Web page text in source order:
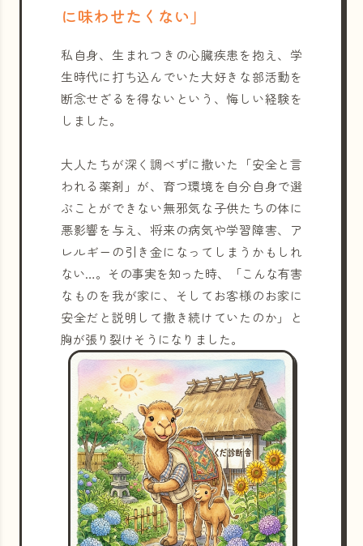
に味わせたくない」
私自身、生まれつきの心臓疾患を抱え、学
生時代に打ち込んでいた大好きな部活動を
断念せざるを得ないという、悔しい経験を
しました。
大人たちが深く調べずに撒いた「安全と言
われる薬剤」が、育つ環境を自分自身で選
ぶことができない無邪気な子供たちの体に
悪影響を与え、将来の病気や学習障害、ア
レルギーの引き金になってしまうかもしれ
ない…。その事実を知った時、「こんな有害
なものを我が家に、そしてお客様のお家に
安全だと説明して撒き続けていたのか」と
胸が張り裂けそうになりました。